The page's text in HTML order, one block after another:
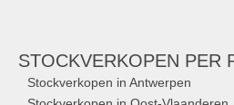
STOCKVERKOPEN PER
Stockverkopen in Antwerpen